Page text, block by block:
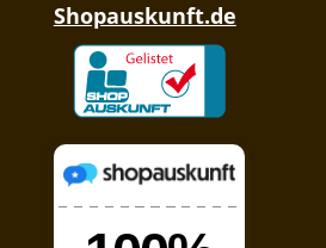
Shopauskunft.de